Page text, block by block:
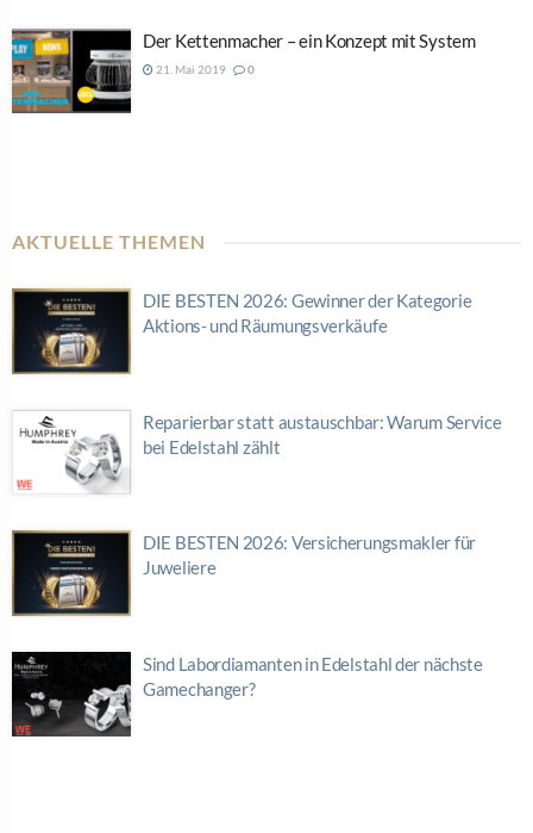
Der Kettenmacher – ein Konzept mit System
21. Mai 2019 0
AKTUELLE THEMEN
DIE BESTEN 2026: Gewinner der Kategorie
Aktions- und Räumungsverkäufe
Reparierbar statt austauschbar: Warum Service
bei Edelstahl zählt
DIE BESTEN 2026: Versicherungsmakler für
Juweliere
Sind Labordiamanten in Edelstahl der nächste
Gamechanger?